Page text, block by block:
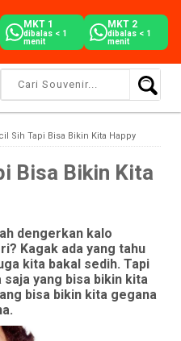
MKT 1
dibalas < 1
menit
MKT 2
dibalas < 1
menit
Sih Tapi Bisa Bikin Kita Happy
Bisa Bikin Kita
dengerkan kalo
Kagak ada yang tahu
kita bakal sedih. Tapi
yang bisa bikin kita
bisa bikin kita gegana